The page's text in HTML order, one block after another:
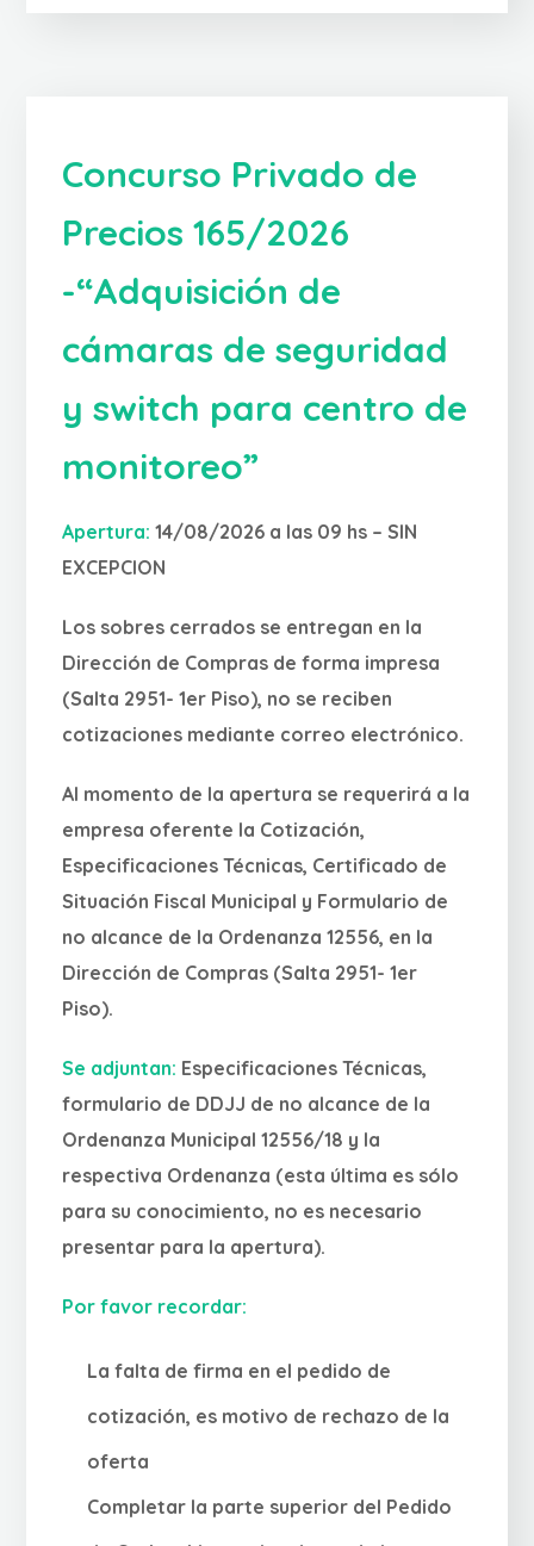
Concurso Privado de
Precios 165/2026
-“Adquisición de
cámaras de seguridad
y switch para centro de
monitoreo”
Apertura: 14/08/2026 a las 09 hs – SIN
EXCEPCION
Los sobres cerrados se entregan en la
Dirección de Compras de forma impresa
(Salta 2951- 1er Piso), no se reciben
cotizaciones mediante correo electrónico.
Al momento de la apertura se requerirá a la
empresa oferente la Cotización,
Especificaciones Técnicas, Certificado de
Situación Fiscal Municipal y Formulario de
no alcance de la Ordenanza 12556, en la
Dirección de Compras (Salta 2951- 1er
Piso).
Se adjuntan: Especificaciones Técnicas,
formulario de DDJJ de no alcance de la
Ordenanza Municipal 12556/18 y la
respectiva Ordenanza (esta última es sólo
para su conocimiento, no es necesario
presentar para la apertura).
Por favor recordar:
La falta de firma en el pedido de
cotización, es motivo de rechazo de la
oferta
Completar la parte superior del Pedido